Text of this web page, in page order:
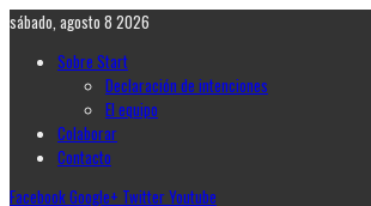
sábado, agosto 8 2026
Sobre Start
Declaración de intenciones
El equipo
Colaborar
Contacto
FacebookGoogle+ TwitterYoutube